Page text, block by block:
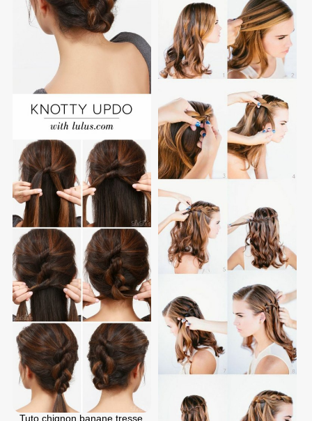
Tuto chignon banane tresse